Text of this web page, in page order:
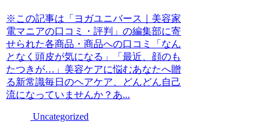
※この記事は「ヨガユニバース｜美容家
電マニアの口コミ・評判」の編集部に寄
せられた各商品・商品への口コミ「なん
となく頭皮が気になる」「最近、顔のも
たつきが…」美容ケアに悩むあなたへ贈
る新常識毎日のヘアケア、どんどん自己
流になっていませんか？あ...
Uncategorized